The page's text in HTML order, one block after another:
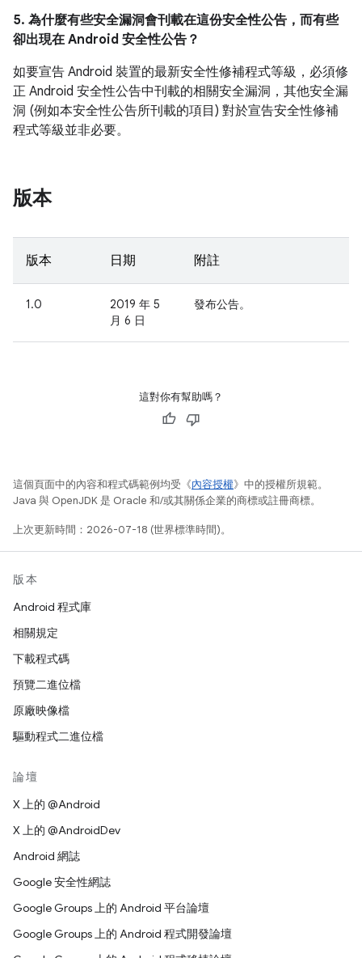
5. 為什麼有些安全漏洞會刊載在這份安全性公告，而有些
卻出現在 Android 安全性公告？
如要宣告 Android 裝置的最新安全性修補程式等級，必須修
正 Android 安全性公告中刊載的相關安全漏洞，其他安全漏
洞 (例如本安全性公告所刊載的項目) 對於宣告安全性修補
程式等級並非必要。
版本
版本 日期 附註
1.0
2019 年 5
月 6 日
發布公告。
這對你有幫助嗎？
這個頁面中的內容和程式碼範例均受《內容授權》中的授權所規範。
Java 與 OpenJDK 是 Oracle 和/或其關係企業的商標或註冊商標。
上次更新時間：2026-07-18 (世界標準時間)。
版本
Android 程式庫
相關規定
下載程式碼
預覽二進位檔
原廠映像檔
驅動程式二進位檔
論壇
X 上的 @Android
X 上的 @AndroidDev
Android 網誌
Google 安全性網誌
Google Groups 上的 Android 平台論壇
Google Groups 上的 Android 程式開發論壇